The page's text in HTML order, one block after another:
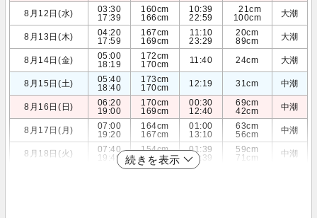
8月12日(水)
03:30
17:39
160cm
166cm
10:39
22:59
21cm
100cm
大潮
8月13日(木)
04:20
17:59
167cm
169cm
11:10
23:29
20cm
89cm
大潮
8月14日(金)
05:00
18:19
172cm
170cm
11:40 24cm 大潮
8月15日(土)
05:40
18:40
173cm
170cm
12:19 31cm 中潮
8月16日(日)
06:20
19:00
170cm
169cm
00:30
12:40
69cm
42cm
中潮
8月17日(月)
07:00
19:20
164cm
167cm
01:00
13:10
63cm
56cm
中潮
8月18日(火)
07:40
19:49
154cm
165cm
01:39
13:39
59cm
71cm
中潮
続きを表示